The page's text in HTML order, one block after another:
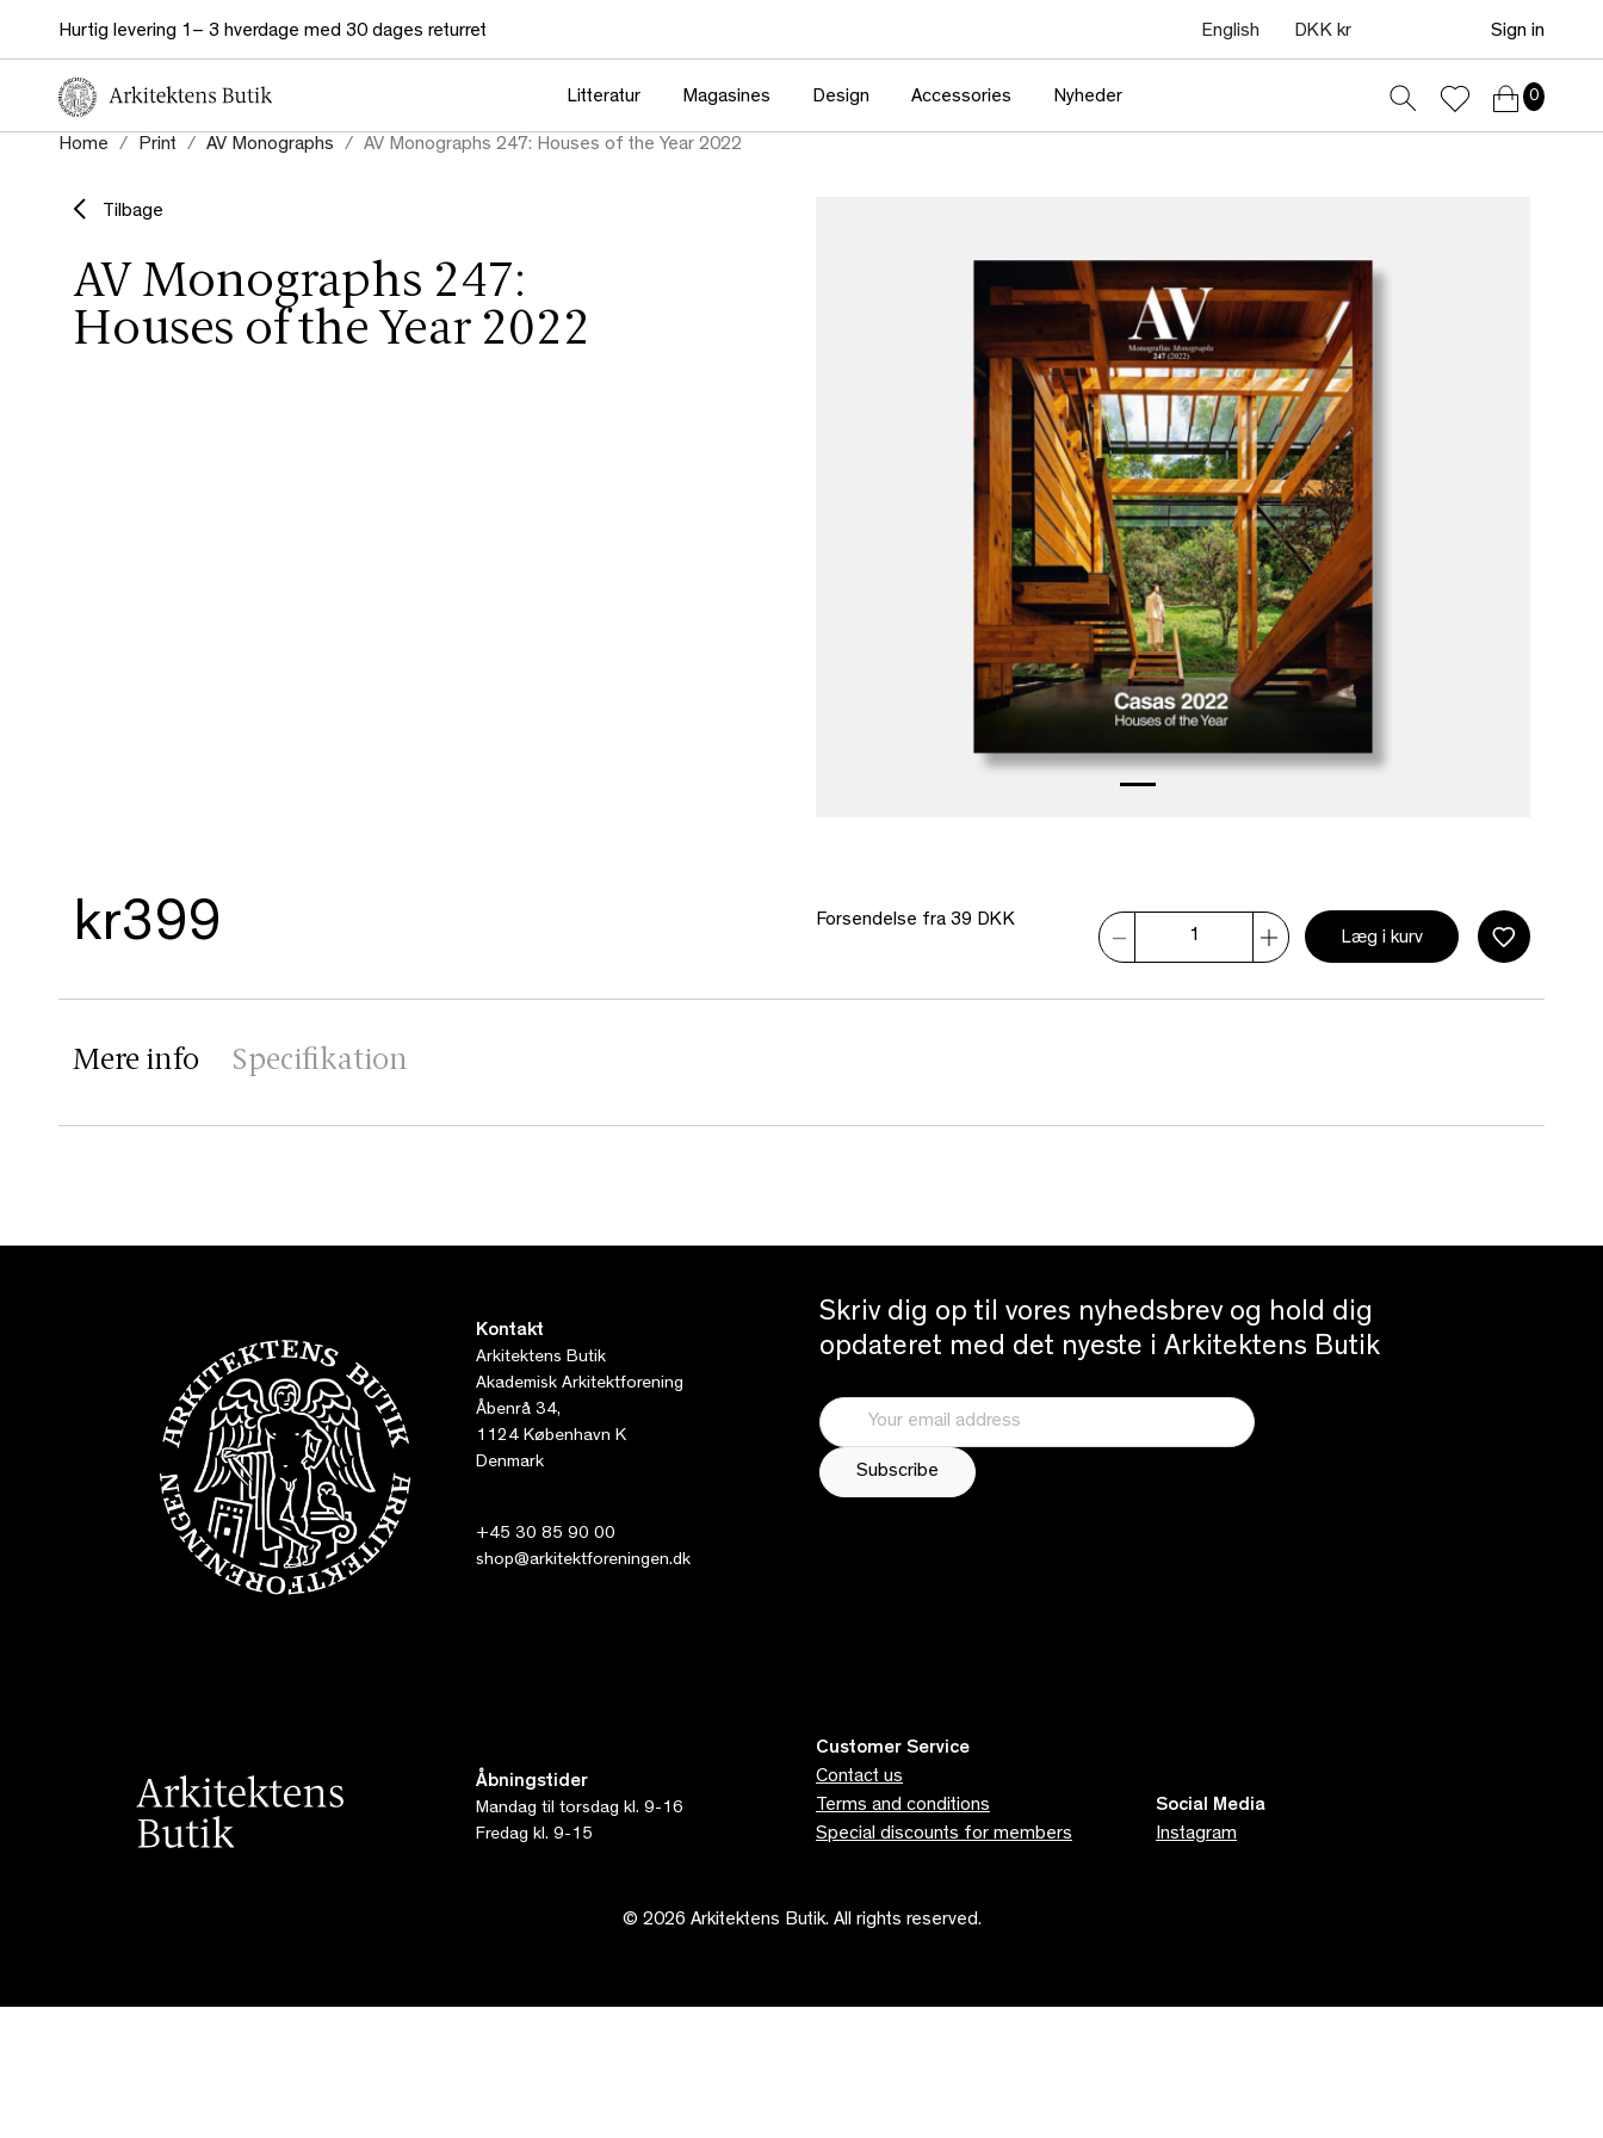
Hurtig levering 1– 3 hverdage med 30 dages returret English DKK kr Sign in
Litteratur Magasines Design Accessories Nyheder 0
Home Print AV Monographs AV Monographs 247: Houses of the Year 2022
Tilbage
AV Monographs 247:
Houses of the Year 2022
kr399
Forsendelse fra 39 DKK
Læg i kurv
Mere info Specifikation
Kontakt
Arkitektens Butik
Akademisk Arkitektforening
Åbenrå 34,
1124 København K
Denmark
+45 30 85 90 00
shop@arkitektforeningen.dk
Skriv dig op til vores nyhedsbrev og hold dig
opdateret med det nyeste i Arkitektens Butik
Åbningstider
Mandag til torsdag kl. 9-16
Fredag kl. 9-15
Customer Service
Contact us
Terms and conditions
Special discounts for members
Social Media
Instagram
© 2026 Arkitektens Butik. All rights reserved.